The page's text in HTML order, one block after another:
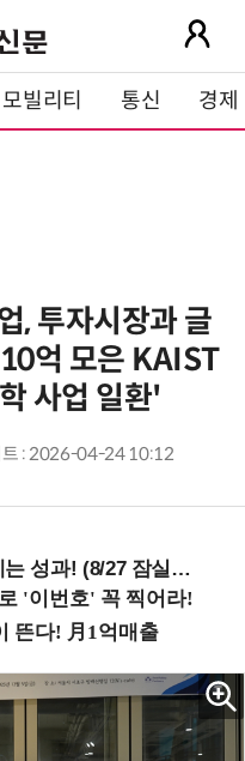
모빌리티 통신 경제
, 투자시장과 글
억 모은 KAIST
사업 일환'
트 : 2026-04-24 10:12
성과! (8/27 잠실역)